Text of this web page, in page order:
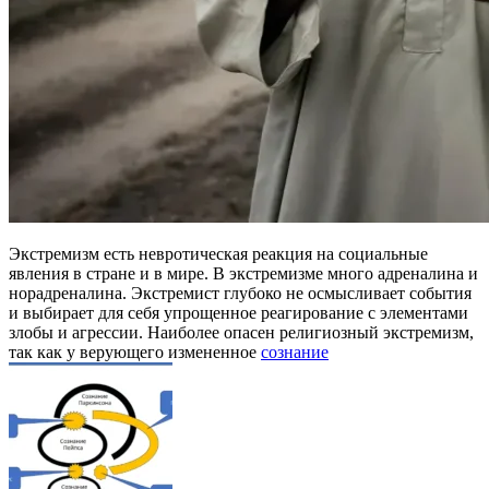
Экстремизм есть невротическая реакция на социальные
явления в стране и в мире. В экстремизме много адреналина и
норадреналина. Экстремист глубоко не осмысливает события
и выбирает для себя упрощенное реагирование с элементами
злобы и агрессии. Наиболее опасен религиозный экстремизм,
так как у верующего измененное сознание